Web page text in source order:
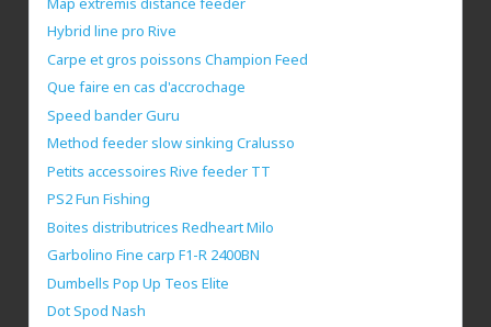
Hybrid line pro Rive
Carpe et gros poissons Champion Feed
Que faire en cas d'accrochage
Speed bander Guru
Method feeder slow sinking Cralusso
Petits accessoires Rive feeder TT
PS2 Fun Fishing
Boites distributrices Redheart Milo
Garbolino Fine carp F1-R 2400BN
Dumbells Pop Up Teos Elite
Dot Spod Nash